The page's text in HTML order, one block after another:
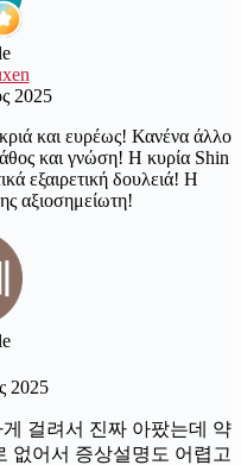
2025
και ευρέως! Κανένα άλλο
και γνώση! Η κυρία Shin
εξαιρετική δουλειά! Η
αξιοσημείωτη!
2025
걸려서 진짜 아팠는데 약
없어서 증상설명도 어렵고